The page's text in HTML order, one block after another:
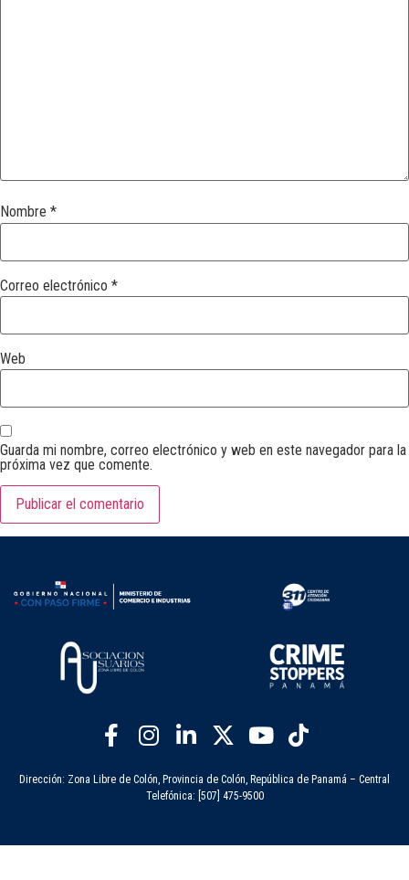
Nombre *
Correo electrónico *
Web
Guarda mi nombre, correo electrónico y web en este navegador para la
próxima vez que comente.
Dirección: Zona Libre de Colón, Provincia de Colón, República de Panamá – Central
Telefónica: [507] 475-9500